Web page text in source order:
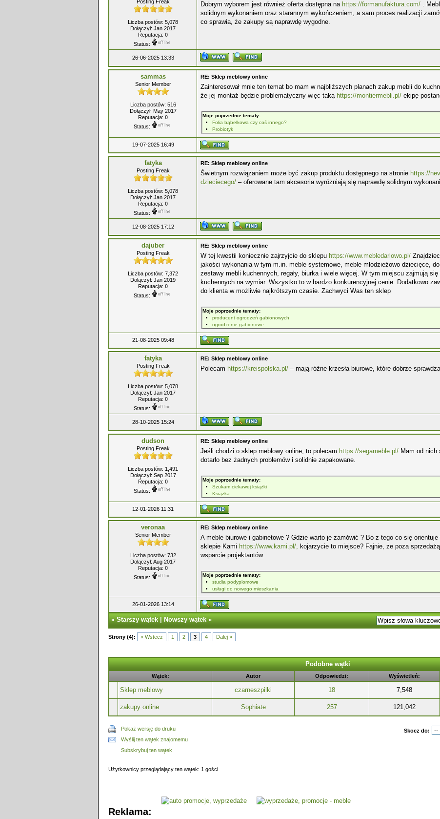
Posting Freak
Liczba postów: 5,078
Dołączył: Jan 2017
Reputacja: 0
Status:
Dobrym wyborem jest również oferta dostępna na https://formanufaktura.com/ .
solidnym wykonaniem oraz starannym wykończeniem, a sam proces realizacji
co sprawia, że zakupy są naprawdę wygodne.
26-06-2025 13:33
sammas
Senior Member
Liczba postów: 516
Dołączył: May 2017
Reputacja: 0
Status:
RE: Sklep meblowy online
Zainteresował mnie ten temat bo mam w najbliższych planach zakup mebli do
że jej montaż będzie problematyczny więc taką https://montiermebli.pl/ ekipę
Moje poprzednie tematy:
Folia bąbelkowa czy coś innego?
Probiotyk
19-07-2025 16:49
fatyka
Posting Freak
Liczba postów: 5,078
Dołączył: Jan 2017
Reputacja: 0
Status:
RE: Sklep meblowy online
Świetnym rozwiązaniem może być zakup produktu dostępnego na stronie https://
dzieciecego/ – oferowane tam akcesoria wyróżniają się naprawdę solidnym
12-08-2025 17:12
dajuber
Posting Freak
Liczba postów: 7,372
Dołączył: Jan 2019
Reputacja: 0
Status:
RE: Sklep meblowy online
W tej kwestii koniecznie zajrzyjcie do sklepu https://www.mebledarlowo.pl/
jakości wykonania w tym m.in. meble systemowe, meble młodzieżowo dziecięce,
zestawy mebli kuchennych, regały, biurka i wiele więcej. W tym miejscu zajmują
kuchennych na wymiar. Wszystko to w bardzo konkurencyjnej cenie. Dodatkowo
do klienta w możliwie najkrótszym czasie. Zachwyci Was ten sklep
Moje poprzednie tematy:
producent ogrodzeń gabionowych
ogrodzenie gabionowe
21-08-2025 09:48
fatyka
Posting Freak
Liczba postów: 5,078
Dołączył: Jan 2017
Reputacja: 0
Status:
RE: Sklep meblowy online
Polecam https://kreispolska.pl/ – mają różne krzesła biurowe, które dobrze
28-10-2025 15:24
dudson
Posting Freak
Liczba postów: 1,491
Dołączył: Sep 2017
Reputacja: 0
Status:
RE: Sklep meblowy online
Jeśli chodzi o sklep meblowy online, to polecam https://segameble.pl/ Mam od
dotarło bez żadnych problemów i solidnie zapakowane.
Moje poprzednie tematy:
Szukam ciekawej książki
Książka
12-01-2026 11:31
veronaa
Senior Member
Liczba postów: 732
Dołączył: Aug 2017
Reputacja: 0
Status:
RE: Sklep meblowy online
A meble biurowe i gabinetowe ? Gdzie warto je zamówić ? Bo z tego co się
sklepie Kami https://www.kami.pl/, kojarzycie to miejsce? Fajnie, ze poza
wsparcie projektantów.
Moje poprzednie tematy:
studia podyplomowe
usługi do nowego mieszkania
26-01-2026 13:14
«Starszy wątek|Nowszy wątek»
Strony (4): « Wstecz 1 2 3 4 Dalej »
Podobne wątki
Wątek: Autor Odpowiedzi: Wyświetleń:
Sklep meblowy czarneszpilki 18 7,548
zakupy online Sophiate 257 121,042
Pokaż wersję do druku
Wyślij ten wątek znajomemu
Subskrybuj ten wątek
Skocz do:
Użytkownicy przeglądający ten wątek: 1 gości
Reklama: